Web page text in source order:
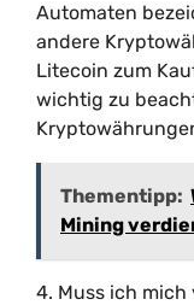
Automaten
andere
Litecoin zum
wichtig zu
Thementipp:
Mining
4. Muss ich